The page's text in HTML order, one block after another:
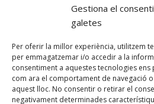
Gestiona el
galetes
Per oferir la millor experiència, utilitzem
per emmagatzemar i/o accedir a la
consentiment a aquestes tecnologies
com ara el comportament de navegació
aquest lloc. No consentir o retirar el
negativament determinades
SEGUEIX-NOS!